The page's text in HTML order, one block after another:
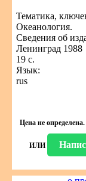
Тематика,
Океанология.
Сведения об
Ленинград 1988
19 с.
Язык:
rus
Цена не определена.
ИЛИ